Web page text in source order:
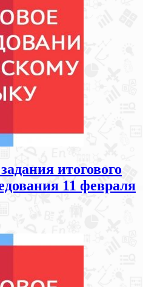
итогового
11 февраля